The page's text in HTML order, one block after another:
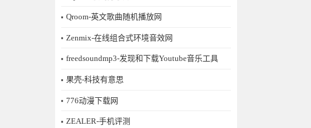
Qroom-英文歌曲随机播放网
Zenmix-在线组合式环境音效网
freedsoundmp3-发现和下载Youtube音乐工具
果壳-科技有意思
776动漫下载网
ZEALER-手机评测